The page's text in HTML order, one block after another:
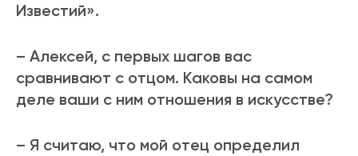
Известий».
– Алексей, с первых шагов вас
сравнивают с отцом. Каковы на самом
деле ваши с ним отношения в искусстве?
– Я считаю, что мой отец определил